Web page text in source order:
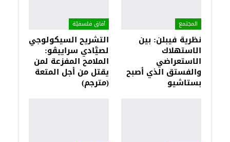
المجتمع
نظرية فيبلن: بين
الاستهلاك
الاستعراضي
والفستق الذي أصبح
بستاشيو
آفاق فلسفيّة‎
التشريح السيكولوجي
لصيَّادي سراييڤو:
الملامح المفزعة لمن
يقتل من أجل المتعة
(مترجم)